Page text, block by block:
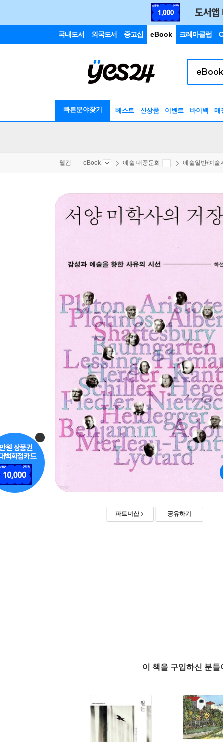
국내도서 외국도서 중고샵 eBook 크레마클럽
빠른분야찾기 베스트 신상품 이벤트 바이백 매
웰컴 eBook 예술 대중문화 예술일반/예술
파트너샵 공유하기
이 책을 구입하신 분